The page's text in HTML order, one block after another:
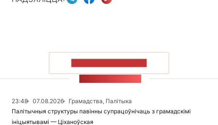
23:48 07.08.2026
Грамадства, Палітыка
Палітычныя структуры павінны супрацоўнічаць з грамадскімі
ініцыятывамі — Ціханоўская